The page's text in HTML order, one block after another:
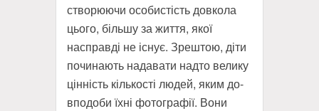
створюючи особистість довкола
цього, більшу за життя, якої
насправді не існує. Зрештою, діти
починають надавати надто велику
цінність кількості людей, яким до-
вподоби їхні фотографії. Вони